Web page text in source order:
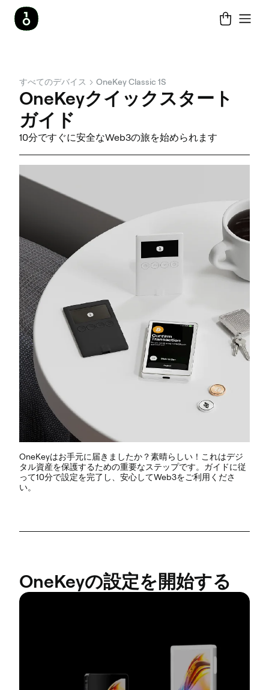
すべてのデバイス OneKey Classic 1S
OneKeyクイックスタート
ガイド
10分ですぐに安全なWeb3の旅を始められます
OneKeyはお手元に届きましたか？素晴らしい！これはデジ
タル資産を保護するための重要なステップです。ガイドに従
って10分で設定を完了し、安心してWeb3をご利用くださ
い。
OneKeyの設定を開始する